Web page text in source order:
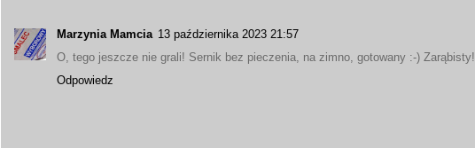
Marzynia Mamcia 13 października 2023 21:57
O, tego jeszcze nie grali! Sernik bez pieczenia, na zimno, gotowany :-) Zarąbisty!
Odpowiedz